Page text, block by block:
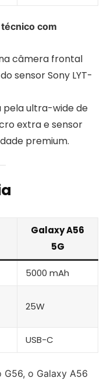
com
câmera frontal
sensor Sony LYT-
pela ultra-wide de
extra e sensor
premium.
Galaxy A56
5G
5000 mAh
25W
USB-C
o Galaxy A56